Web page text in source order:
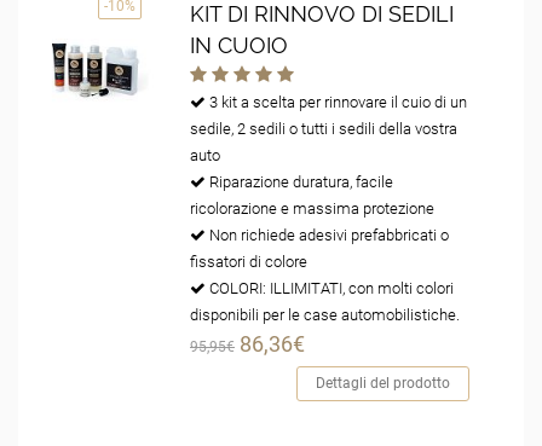
-10%
KIT DI RINNOVO DI SEDILI
IN CUOIO
3 kit a scelta per rinnovare il cuio di un
sedile, 2 sedili o tutti i sedili della vostra
auto
Riparazione duratura, facile
ricolorazione e massima protezione
Non richiede adesivi prefabbricati o
fissatori di colore
COLORI: ILLIMITATI, con molti colori
disponibili per le case automobilistiche.
95,95€ 86,36€
Dettagli del prodotto